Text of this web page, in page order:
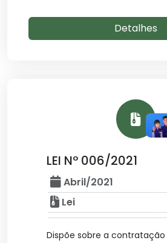
Detalhes
LEI Nº 006/2021
Abril/2021
Lei
Dispõe sobre a